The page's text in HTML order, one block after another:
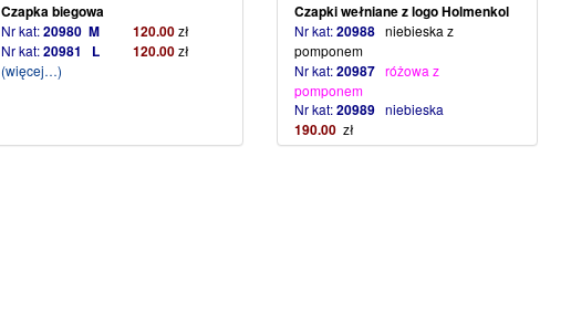
Czapka biegowa
Nr kat:20980 M 120.00 zł
Nr kat:20981 L 120.00 zł
(więcej…)
Czapki wełniane z logo Holmenkol
Nr kat:20988niebieska z
pomponem
Nr kat:20987różowa z
pomponem
Nr kat:20989 niebieska
190.00 zł
(więcej…)